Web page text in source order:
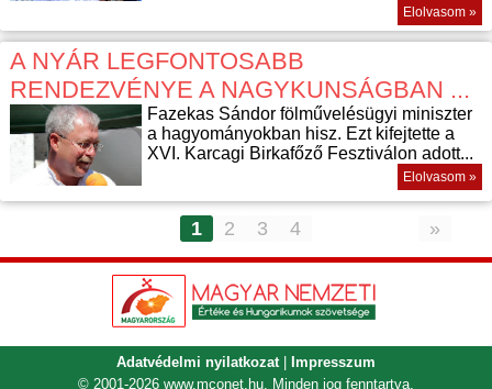
Elolvasom »
A NYÁR LEGFONTOSABB
RENDEZVÉNYE A NAGYKUNSÁGBAN ...
Fazekas Sándor fölművelésügyi miniszter
a hagyományokban hisz. Ezt kifejtette a
XVI. Karcagi Birkafőző Fesztiválon adott...
Elolvasom »
1 2 3 4 »
Adatvédelmi nyilatkozat|
Impresszum
© 2001-2026 www.mconet.hu. Minden jog fenntartva.